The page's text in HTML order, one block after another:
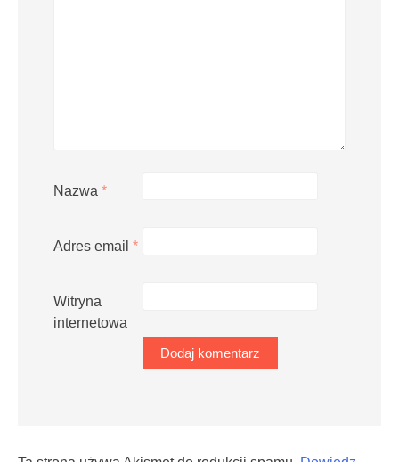
Nazwa *
Adres email *
Witryna
internetowa